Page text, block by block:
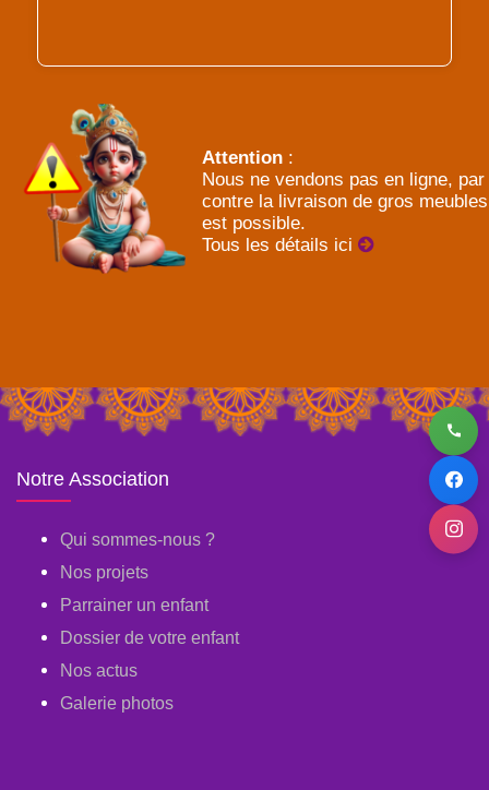
Attention :
Nous ne vendons pas en ligne, par
contre la livraison de gros meubles
est possible.
Tous les détails ici
Notre Association
Qui sommes-nous ?
Nos projets
Parrainer un enfant
Dossier de votre enfant
Nos actus
Galerie photos